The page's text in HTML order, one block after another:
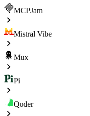
MCPJam
Mistral Vibe
Mux
Pi
Qoder